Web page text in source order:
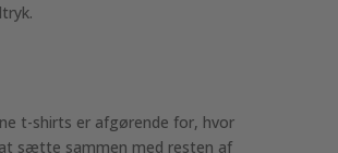
t-shirts er afgørende for, hvor
sætte sammen med resten af